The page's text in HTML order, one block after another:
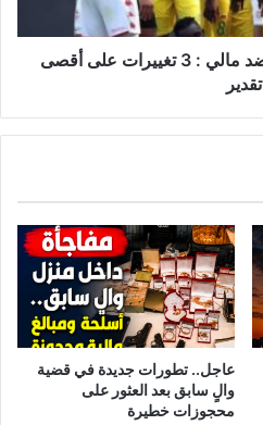
تشكيلة المنتخب التونسي ضد مالي : 3 تغييرات على أقصى
تقدير
عاجل.. تطورات جديدة في قضية
والٍ سابق بعد العثور على
محجوزات خطيرة